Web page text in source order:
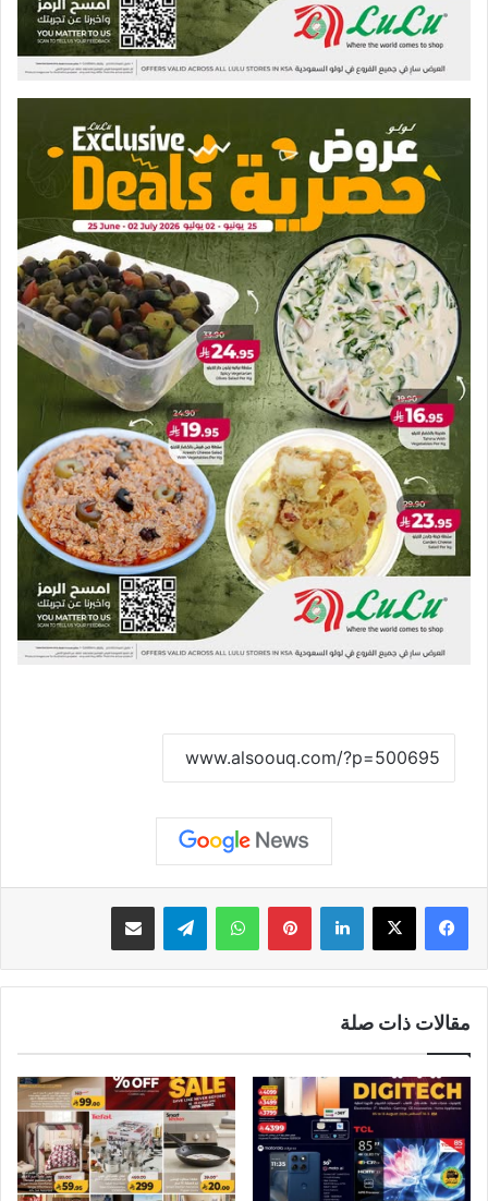
لينكدإن بينتيريستواتساب تيلقرام مشاركة عبر البريد
مقالات ذات صلة